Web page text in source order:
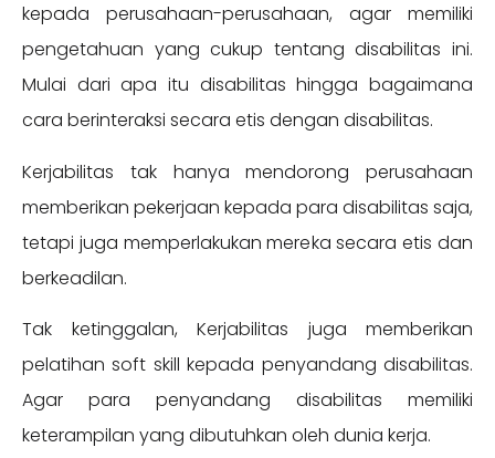
kepada perusahaan-perusahaan, agar memiliki
pengetahuan yang cukup tentang disabilitas ini.
Mulai dari apa itu disabilitas hingga bagaimana
cara berinteraksi secara etis dengan disabilitas.
Kerjabilitas tak hanya mendorong perusahaan
memberikan pekerjaan kepada para disabilitas saja,
tetapi juga memperlakukan mereka secara etis dan
berkeadilan.
Tak ketinggalan, Kerjabilitas juga memberikan
pelatihan soft skill kepada penyandang disabilitas.
Agar para penyandang disabilitas memiliki
keterampilan yang dibutuhkan oleh dunia kerja.